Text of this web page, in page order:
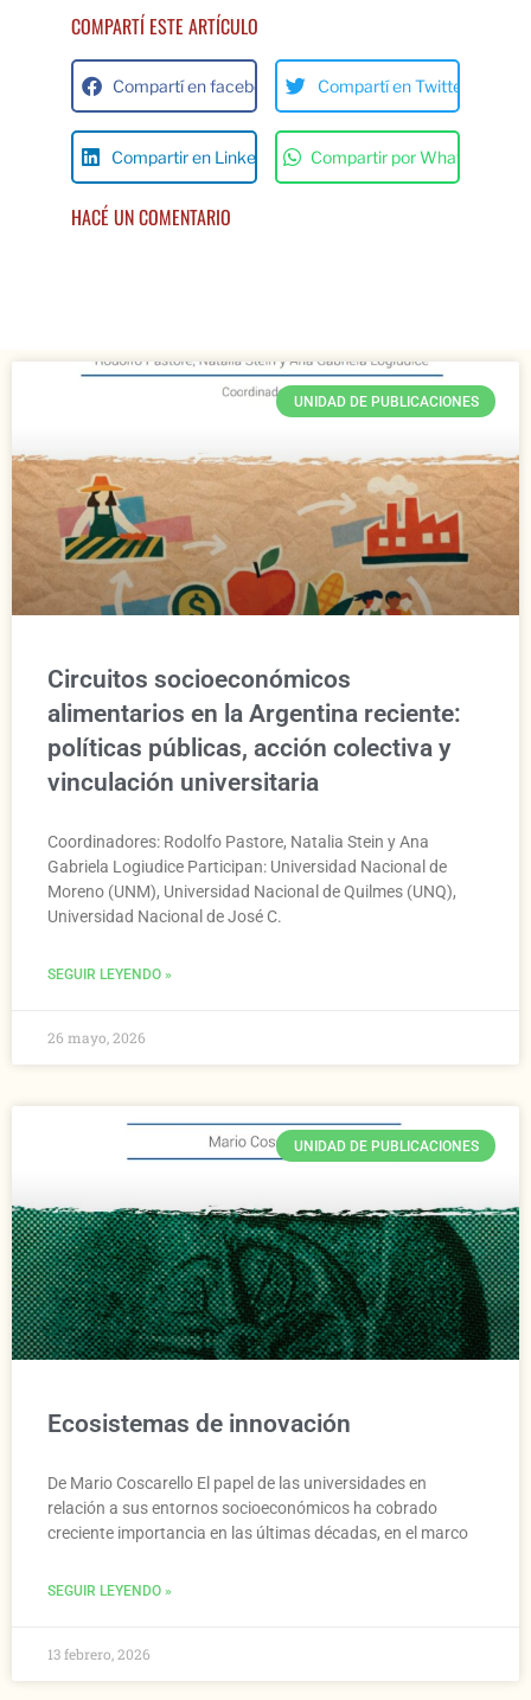
COMPARTÍ ESTE ARTÍCULO
Compartí en facebok Compartí en Twitter
Compartir en Linkedin Compartir por Whats App
HACÉ UN COMENTARIO
UNIDAD DE PUBLICACIONES
Circuitos socioeconómicos
alimentarios en la Argentina reciente:
políticas públicas, acción colectiva y
vinculación universitaria
Coordinadores: Rodolfo Pastore, Natalia Stein y Ana
Gabriela Logiudice Participan: Universidad Nacional de
Moreno (UNM), Universidad Nacional de Quilmes (UNQ),
Universidad Nacional de José C.
SEGUIR LEYENDO »
26 mayo, 2026
UNIDAD DE PUBLICACIONES
Ecosistemas de innovación
De Mario Coscarello El papel de las universidades en
relación a sus entornos socioeconómicos ha cobrado
creciente importancia en las últimas décadas, en el marco
SEGUIR LEYENDO »
13 febrero, 2026